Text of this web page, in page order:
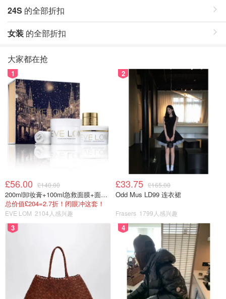
24S 的全部折扣
女装 的全部折扣
大家都在抢
1
£56.00 £140.00
200ml卸妆膏+100ml急救面膜+面霜+洁颜布
总价值£204=2.7折！闭眼冲这套！
EVE LOM 2104人感兴趣
2
£33.75 £165.00
Odd Mus LD99 连衣裙
Frasers 1799人感兴趣
3 4